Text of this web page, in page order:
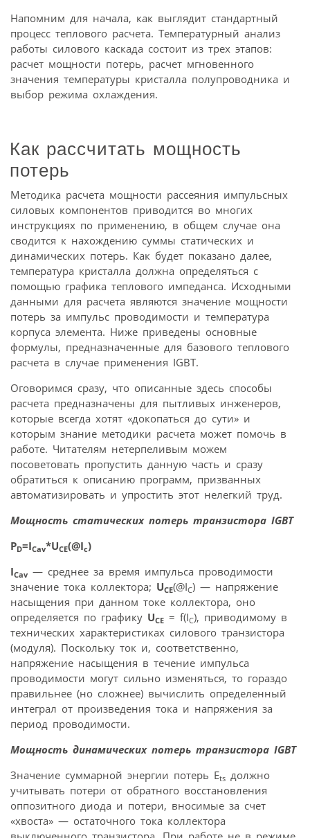
Напомним для начала, как выглядит стандартный
процесс теплового расчета. Температурный анализ
работы силового каскада состоит из трех этапов:
расчет мощности потерь, расчет мгновенного
значения температуры кристалла полупроводника и
выбор режима охлаждения.
Как рассчитать мощность
потерь
Методика расчета мощности рассеяния импульсных
силовых компонентов приводится во многих
инструкциях по применению, в общем случае она
сводится к нахождению суммы статических и
динамических потерь. Как будет показано далее,
температура кристалла должна определяться с
помощью графика теплового импеданса. Исходными
данными для расчета являются значение мощности
потерь за импульс проводимости и температура
корпуса элемента. Ниже приведены основные
формулы, предназначенные для базового теплового
расчета в случае применения IGBT.
Оговоримся сразу, что описанные здесь способы
расчета предназначены для пытливых инженеров,
которые всегда хотят «докопаться до сути» и
которым знание методики расчета может помочь в
работе. Читателям нетерпеливым можем
посоветовать пропустить данную часть и сразу
обратиться к описанию программ, призванных
автоматизировать и упростить этот нелегкий труд.
Мощность статических потерь транзистора IGBT
PD=ICav*UCE(@Ic)
ICav — среднее за время импульса проводимости
значение тока коллектора; UCE(@IС) — напряжение
насыщения при данном токе коллектора, оно
определяется по графику UCE = f(IС), приводимому в
технических характеристиках силового транзистора
(модуля). Поскольку ток и, соответственно,
напряжение насыщения в течение импульса
проводимости могут сильно изменяться, то гораздо
правильнее (но сложнее) вычислить определенный
интеграл от произведения тока и напряжения за
период проводимости.
Мощность динамических потерь транзистора IGBT
Значение суммарной энергии потерь Ets должно
учитывать потери от обратного восстановления
оппозитного диода и потери, вносимые за счет
«хвоста» — остаточного тока коллектора